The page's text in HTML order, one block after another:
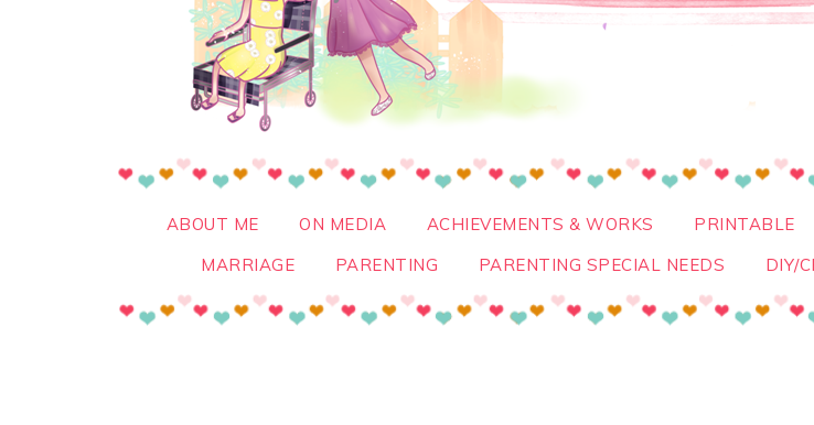
ABOUT ME ON MEDIA ACHIEVEMENTS & WORKS PRINTABLE
MARRIAGE
PARENTING PARENTING SPECIAL NEEDS DIY/